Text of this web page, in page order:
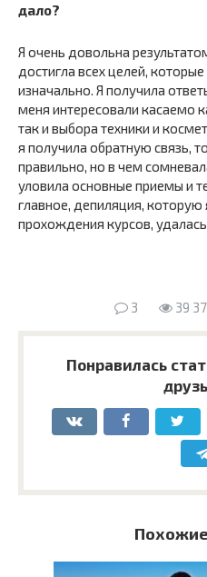
дало?
Я очень довольна
достигла всех целей,
изначально. Я получила
меня интересовали касаемо
так и выбора техники и
я получила обратную связь,
правильно, но в чем
уловила основные приемы и
главное, депиляция, которую
прохождения курсов,
3 39
Понравилась